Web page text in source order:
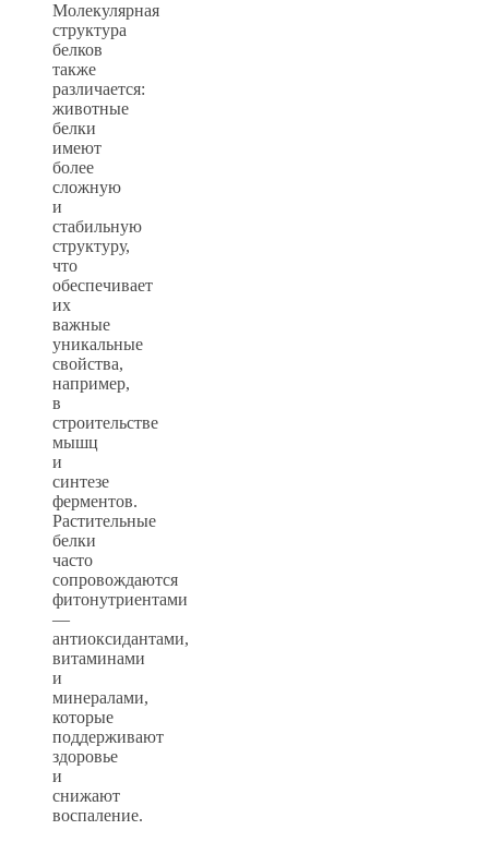
Молекулярная
структура
белков
также
различается:
животные
белки
имеют
более
сложную
и
стабильную
структуру,
что
обеспечивает
их
важные
уникальные
свойства,
например,
в
строительстве
мышц
и
синтезе
ферментов.
Растительные
белки
часто
сопровождаются
фитонутриентами
—
антиоксидантами,
витаминами
и
минералами,
которые
поддерживают
здоровье
и
снижают
воспаление.